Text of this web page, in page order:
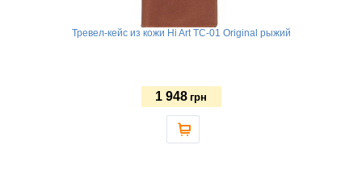
Тревел-кейс из кожи Hi Art TC-01 Original рыжий
1 948 грн